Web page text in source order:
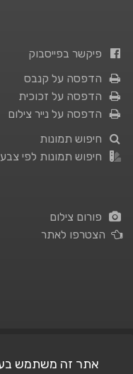
פיקשר בפייסבוק
הדפסה על קנבס
הדפסה על זכוכית
הדפסה על נייר צילום
חיפוש תמונות
חיפוש תמונות לפי צבע
פורום צילום
הצטרפו לאתר